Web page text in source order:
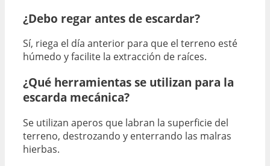
¿Debo regar antes de escardar?
Sí, riega el día anterior para que el terreno esté
húmedo y facilite la extracción de raíces.
¿Qué herramientas se utilizan para la
escarda mecánica?
Se utilizan aperos que labran la superficie del
terreno, destrozando y enterrando las malras
hierbas.